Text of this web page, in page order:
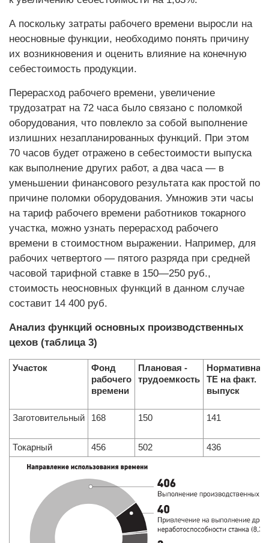
А поскольку затраты рабочего времени выросли на
неосновные функции, необходимо понять причину
их возникновения и оценить влияние на конечную
себестоимость продукции.
Перерасход рабочего времени, увеличение
трудозатрат на 72 часа было связано с поломкой
оборудования, что повлекло за собой выполнение
излишних незапланированных функций. При этом
70 часов будет отражено в себестоимости выпуска
как выполнение других работ, а два часа — в
уменьшении финансового результата как простой по
причине поломки оборудования. Умножив эти часы
на тариф рабочего времени работников токарного
участка, можно узнать перерасход рабочего
времени в стоимостном выражении. Например, для
рабочих четвертого — пятого разряда при средней
часовой тарифной ставке в 150—250 руб.,
стоимость неосновных функций в данном случае
составит 14 400 руб.
Анализ функций основных производственных
цехов (таблица 3)
Участок
Фонд
рабочего
­времени
Плановая ­
трудоемкость
Нормативная
ТЕ на факт.
выпуск
Заготовительный 168 150 141
Токарный 456 502 436